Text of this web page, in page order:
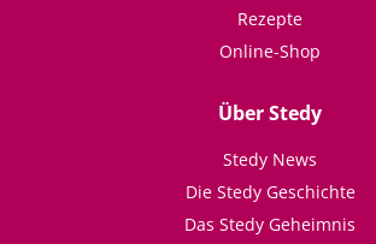
Rezepte
Online-Shop
Über Stedy
Stedy News
Die Stedy Geschichte
Das Stedy Geheimnis